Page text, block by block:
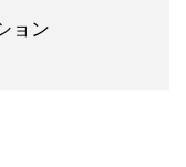
ョン